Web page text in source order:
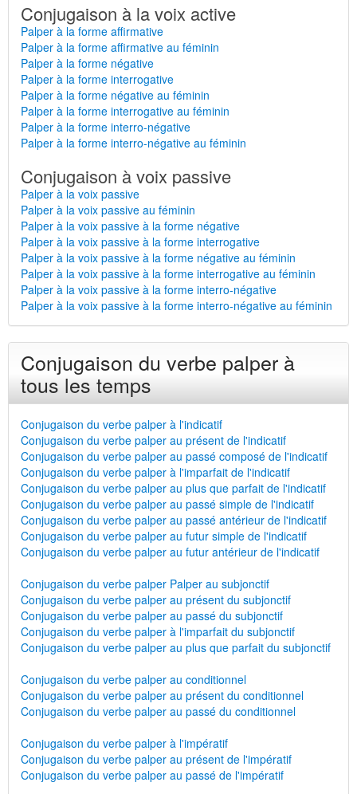
Conjugaison à la voix active
Palper à la forme affirmative
Palper à la forme affirmative au féminin
Palper à la forme négative
Palper à la forme interrogative
Palper à la forme négative au féminin
Palper à la forme interrogative au féminin
Palper à la forme interro-négative
Palper à la forme interro-négative au féminin
Conjugaison à voix passive
Palper à la voix passive
Palper à la voix passive au féminin
Palper à la voix passive à la forme négative
Palper à la voix passive à la forme interrogative
Palper à la voix passive à la forme négative au féminin
Palper à la voix passive à la forme interrogative au féminin
Palper à la voix passive à la forme interro-négative
Palper à la voix passive à la forme interro-négative au féminin
Conjugaison du verbe palper à
tous les temps
Conjugaison du verbe palper à l'indicatif
Conjugaison du verbe palper au présent de l'indicatif
Conjugaison du verbe palper au passé composé de l'indicatif
Conjugaison du verbe palper à l'imparfait de l'indicatif
Conjugaison du verbe palper au plus que parfait de l'indicatif
Conjugaison du verbe palper au passé simple de l'indicatif
Conjugaison du verbe palper au passé antérieur de l'indicatif
Conjugaison du verbe palper au futur simple de l'indicatif
Conjugaison du verbe palper au futur antérieur de l'indicatif
Conjugaison du verbe palper Palper au subjonctif
Conjugaison du verbe palper au présent du subjonctif
Conjugaison du verbe palper au passé du subjonctif
Conjugaison du verbe palper à l'imparfait du subjonctif
Conjugaison du verbe palper au plus que parfait du subjonctif
Conjugaison du verbe palper au conditionnel
Conjugaison du verbe palper au présent du conditionnel
Conjugaison du verbe palper au passé du conditionnel
Conjugaison du verbe palper à l'impératif
Conjugaison du verbe palper au présent de l'impératif
Conjugaison du verbe palper au passé de l'impératif